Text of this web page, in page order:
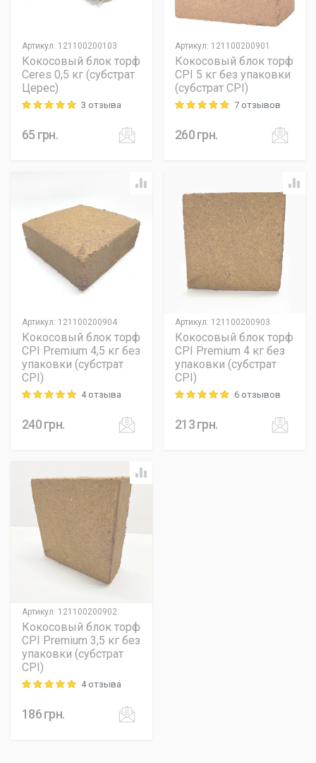
Артикул: 121100200103
Кокосовый блок торф
Ceres 0,5 кг (субстрат
Церес)
Rating: 5 out of 53 отзыва
65 грн.
Артикул: 121100200901
Кокосовый блок торф
CPI 5 кг без упаковки
(субстрат CPI)
Rating: 5 out of 57 отзывов
260грн.
Артикул: 121100200904
Кокосовый блок торф
CPI Premium 4,5 кг без
упаковки (субстрат
CPI)
Rating: 5 out of 54 отзыва
240грн.
Артикул: 121100200903
Кокосовый блок торф
CPI Premium 4 кг без
упаковки (субстрат
CPI)
Rating: 5 out of 56 отзывов
213грн.
Артикул: 121100200902
Кокосовый блок торф
CPI Premium 3,5 кг без
упаковки (субстрат
CPI)
Rating: 5 out of 54 отзыва
186грн.